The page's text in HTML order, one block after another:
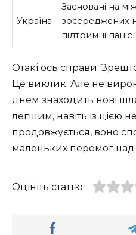
Україна
Засновані на
зосереджених
підтримці
Отакі ось справи.
Це виклик. Але не
днем знаходить нові
легшим, навіть із цією
продовжується, воно
маленьких перемог над
Оцініть статтю